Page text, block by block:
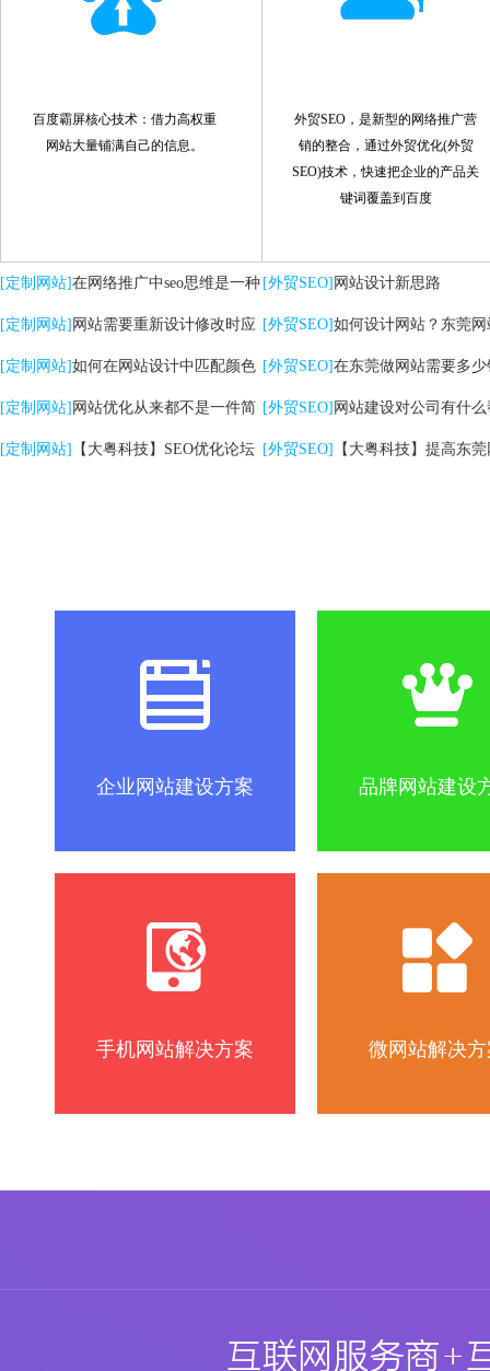
百度霸屏核心技术：借力高权重
网站大量铺满自己的信息。
外贸SEO，是新型的网络推广营
销的整合，通过外贸优化(外贸
SEO)技术，快速把企业的产品关
键词覆盖到百度
[定制网站]在网络推广中seo思维是一种
策略
[定制网站] 网站需要重新设计修改时应
注意哪些问题
[定制网站]如何在网站设计中匹配颜色
[定制网站] 网站优化从来都不是一件简
单的事情
[定制网站] 【大粤科技】SEO优化论坛
[外贸SEO] 网站设计新思路
[外贸SEO]如何设计网站？东莞网
计的核心是什么？
[外贸SEO]在东莞做网站需要多少
[外贸SEO] 网站建设对公司有什么
助？
[外贸SEO] 【大粤科技】提高东
企业网站建设方案 品牌网站建设
手机网站解决方案 微网站解决